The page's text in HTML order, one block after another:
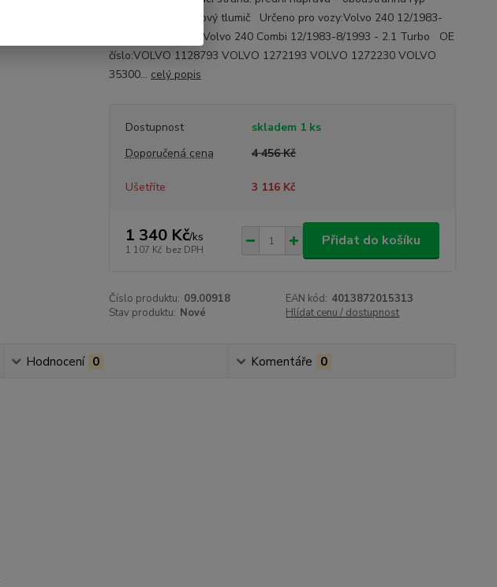
tlumiče: plyno-olejový tlumič Určeno pro vozy:Volvo 240 12/1983-
8/1993 - 2.1 TurboVolvo 240 Combi 12/1983-8/1993 - 2.1 Turbo OE
číslo:VOLVO 1128793 VOLVO 1272193 VOLVO 1272230 VOLVO
35300... celý popis
Dostupnost
skladem 1 ks
Doporučená cena
4 456 Kč
Ušetříte 3 116 Kč
1 340 Kč/ks
1 107 Kč bez DPH
Přidat do košíku
Číslo produktu: 09.00918 EAN kód: 4013872015313
Stav produktu: Nové Hlídat cenu / dostupnost
Hodnocení 0 Komentáře 0